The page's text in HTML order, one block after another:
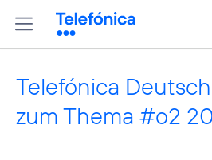
Telefónica
zum Thema #o2